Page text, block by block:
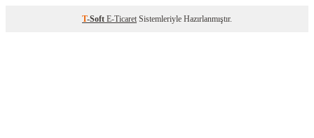
T-Soft E-Ticaret Sistemleriyle Hazırlanmıştır.